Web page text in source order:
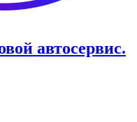
автосервис.